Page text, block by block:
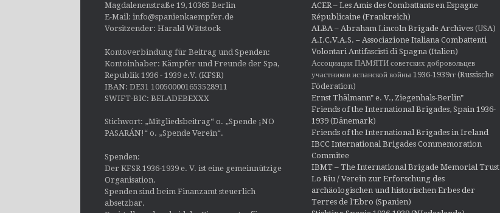
Magdalenenstraße 19, 10365 Berlin
E-Mail: info@spanienkaempfer.de
Vorsitzender: Harald Wittstock
Kontoverbindung für Beitrag und Spenden:
Kontoinhaber: Kämpfer und Freunde der Spa,
Republik 1936 - 1939 e.V. (KFSR)
IBAN: DE31 100500001653528911
SWIFT-BIC: BELADEBEXXX
Stichwort: „Mitgliedsbeitrag“ o. „Spende ¡NO
PASARÁN!“ o. „Spende Verein“.
Spenden:
Der KFSR 1936-1939 e. V. ist eine gemeinnützige
Organisation.
Spenden sind beim Finanzamt steuerlich
absetzbar.
ACER – Les Amis des Combattants en Espagne
Républicaine (Frankreich)
ALBA – Abraham Lincoln Brigade Archives(USA)
A.I.C.V.A.S. – Associazione Italiana Combattenti
Volontari Antifascisti di Spagna (Italien)
Ассоциация ПАМЯТИ советских добровольцев
участников испанской войны 1936-1939гг (Russische
Föderation)
Ernst Thälmann" e. V., Ziegenhals-Berlin"
Friends of the International Brigades, Spain 1936-
1939 (Dänemark)
Friends of the International Brigades in Ireland
IBCC International Brigades Commemoration
Commitee
IBMT – The International Brigade Memorial Trust
Lo Riu / Verein zur Erforschung des
archäologischen und historischen Erbes der
Terres de l'Ebro (Spanien)